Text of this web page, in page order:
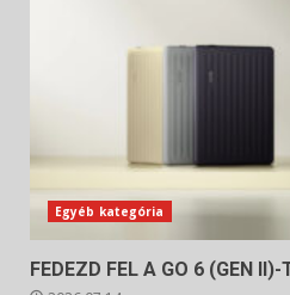
Egyéb kategória
FEDEZD FEL A GO 6 (GEN II)-